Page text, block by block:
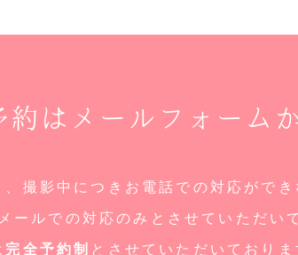
約はメールフォーム
撮影中につきお電話での対応ができ
ールでの対応のみとさせていただい
完全予約制 とさせていただいておりま